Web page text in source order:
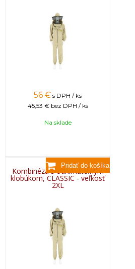
56 € s DPH / ks
45,53 € bez DPH / ks
Na sklade
Kombinéza s odnímateľným
klobúkom, CLASSIC - veľkosť
2XL